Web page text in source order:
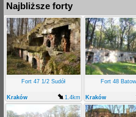
Najbliższe forty
Fort 47 1/2 Sudół
Kraków 1.4km
Fort 48
Kraków